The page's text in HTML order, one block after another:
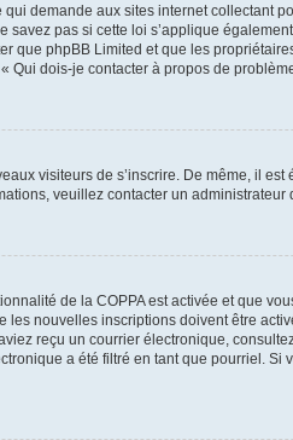
demande aux sites internet collectant
pas si cette loi s’applique
phpBB Limited et que les
dois-je contacter à propos de
visiteurs de s’inscrire. De même, il
veuillez contacter un administrateur
de la COPPA est activée et que
nouvelles inscriptions doivent être
reçu un courrier électronique,
a été filtré en tant que pourriel. Si